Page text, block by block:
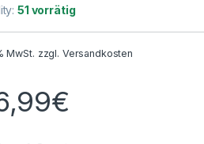
51 vorrätig
MwSt. zzgl. Versandkosten
€